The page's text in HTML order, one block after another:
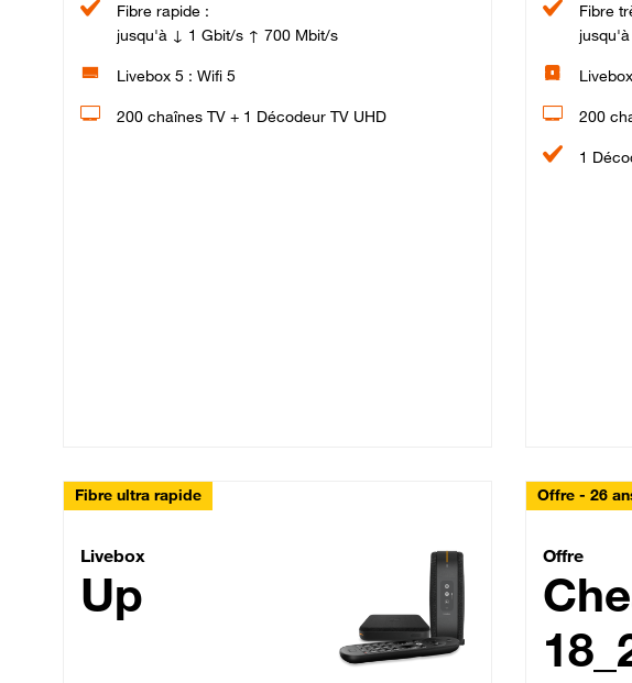
Fibre rapide :
jusqu'à ↓ 1 Gbit/s ↑ 700 Mbit/s
Livebox 5 : Wifi 5
200 chaînes TV + 1 Décodeur TV UHD
Fibre
200
1
Fibre ultra rapide
Livebox Up Fibre
Livebox
Up
Offre - 26
Offre